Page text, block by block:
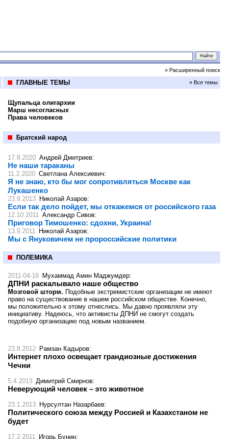
» Расширенный поиск
ГЛАВНЫЕ ТЕМЫ » Все темы
Щупальца олигархии
Марш несогласных
Права человеков
Братский народ
17.8.2020 Андрей Дмитриев:
Не наши тараканы
11.2.2020 Светлана Алексиевич:
Я не знаю, кто бы мог сопротивляться Москве как
Лукашенко
23.9.2013 Николай Азаров:
Если так дело пойдет, мы откажемся от российского газа
12.10.2011 Александр Сивов:
Приговор Тимошенко: сдохни, Украина!
13.9.2011 Николай Азаров:
Мы с Януковичем не пророссийские политики
ПОЛЕМИКА
2011-04-18 Мухаммад Амин Маджумдер:
ДПНИ раскалывало наше общество
Мозговой шторм. Подобные экстремистские организации не имеют
право на существование в нашем российском обществе. Конечно,
мы положительно к этому отнеслись. Мы давно проявляли эту
инициативу. Надеюсь, что активисты ДПНИ не смогут создать
подобную организацию под новым названием.
23.8.2012 Рамзан Кадыров:
Интернет плохо освещает грандиозные достижения
Чечни
5.4.2013 Димитрий Смирнов:
Неверующий человек – это животное
23.1.2013 Нурсултан Назарбаев:
Политического союза между Россией и Казахстаном не
будет
17.2.2011 Игорь Бунин: